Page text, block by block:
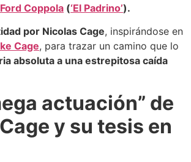
Coppola (‘El Padrino’).
por Nicolas Cage, inspirándose en
Cage, para trazar un camino que lo
absoluta a una estrepitosa caída
actuación” de
y su tesis en